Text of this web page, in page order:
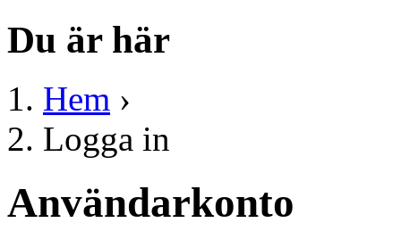
Du är här
Hem ›
Logga in
Användarkonto